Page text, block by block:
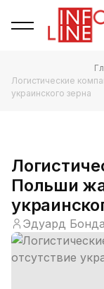
Логистические
украинского зерна
Польши
Эдуард